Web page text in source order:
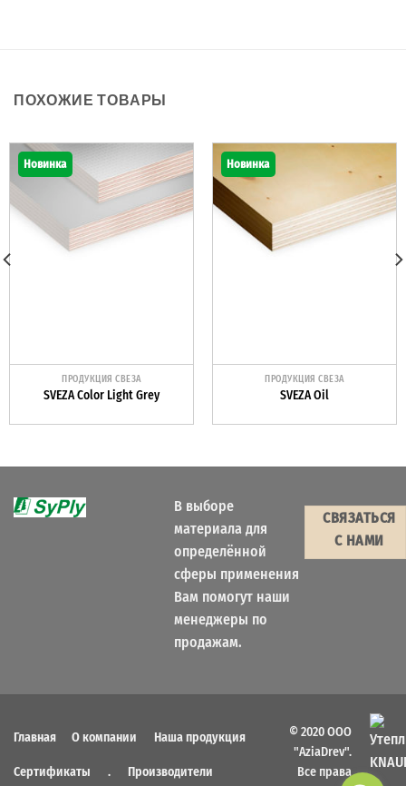
ПОХОЖИЕ ТОВАРЫ
Новинка
ПРОДУКЦИЯ СВЕЗА
SVEZA Color Light Grey
Новинка
ПРОДУКЦИЯ СВЕЗА
SVEZA Oil
В выборе
материала для
определённой
сферы применения
Вам помогут наши
менеджеры по
продажам.
СВЯЗАТЬСЯ
С НАМИ
Главная О компании Наша продукция
Сертификаты . Производители
© 2020 ООО
"AziaDrev".
Все права